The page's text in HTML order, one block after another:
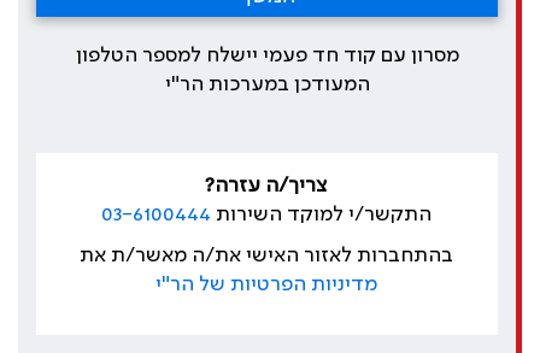
מסרון עם קוד חד פעמי יישלח למספר הטלפון
המעודכן במערכות הר"י
צריך/ה עזרה?
התקשר/י למוקד השירות 03-6100444
בהתחברות לאזור האישי את/ה מאשר/ת את
מדיניות הפרטיות של הר"י